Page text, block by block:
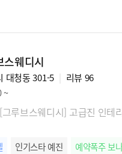
스웨디시
대청동 301-5 리뷰 96
~
루브스웨디시] 고급진 인테
인기스타 예진 예약폭주 보